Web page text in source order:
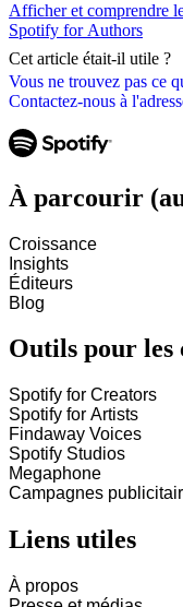
Vous ne trouvez pas ce
Contactez-nous à
Afficher et comprendre
Spotify for Authors
Cet article était-il utile ?
À parcourir
Croissance
Insights
Éditeurs
Blog
Outils pour les
Spotify for Creators
Spotify for Artists
Findaway Voices
Spotify Studios
Megaphone
Campagnes
Liens utiles
À propos